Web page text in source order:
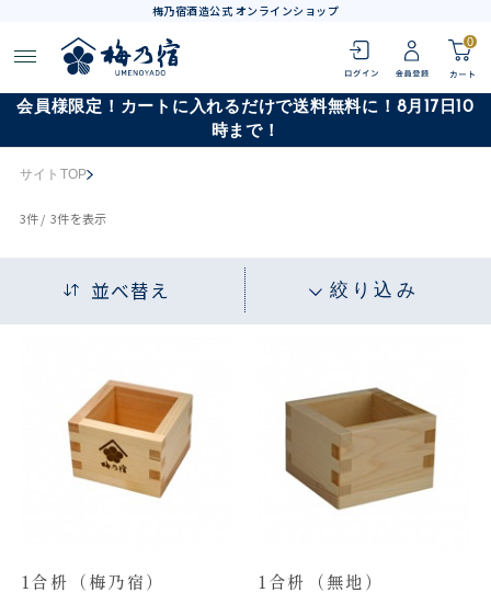
梅乃宿酒造公式 オンラインショップ
0
会員様限定！カートに入れるだけで送料無料に！8月17日10
時まで！
サイトTOP
3件 / 3件を表示
並べ替え 絞り込み
1合枡（梅乃宿） 1合枡（無地）